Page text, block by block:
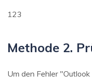
123
Methode 2.
Um den Fehler